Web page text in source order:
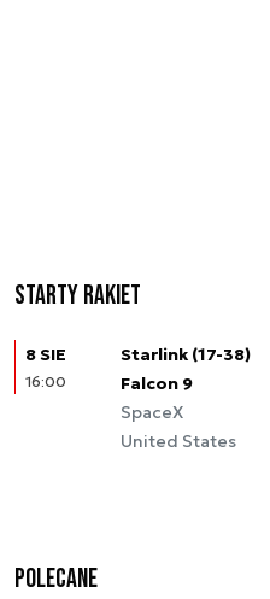
Starty rakiet
8 SIE
16:00
Starlink (17-38)
Falcon 9
SpaceX
United States
Polecane